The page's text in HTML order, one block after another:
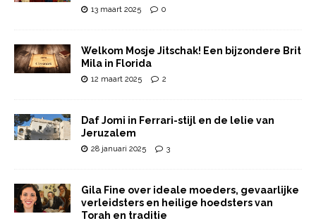
13 maart 2025 0
Welkom Mosje Jitschak! Een bijzondere Brit
Mila in Florida
12 maart 2025 2
Daf Jomi in Ferrari-stijl en de lelie van
Jeruzalem
28 januari 2025 3
Gila Fine over ideale moeders, gevaarlijke
verleidsters en heilige hoedsters van
Torah en traditie